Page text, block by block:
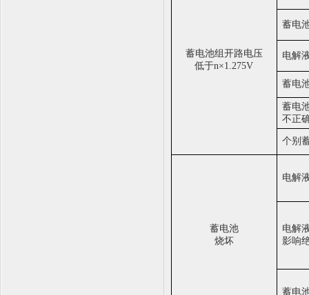
蓄电池组开路电压
低于n×1.275V
蓄电
电解
蓄电
蓄电
不正
个别
蓄电池
烧坏
电解
电解
影响
蓄电